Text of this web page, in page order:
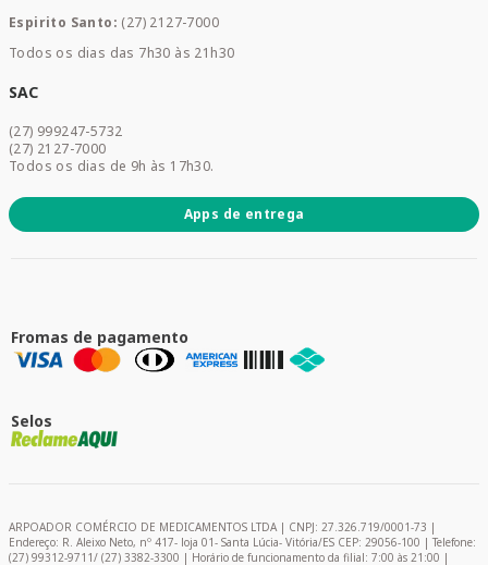
Mamães e Bebê
Dermocosméticos
Promoções
Espirito Santo: (27) 2127-7000
Todos os dias das 7h30 às 21h30
SAC
(27) 999247-5732
(27) 2127-7000
Todos os dias de 9h às 17h30.
Apps de entrega
Fromas de pagamento
Selos
ARPOADOR COMÉRCIO DE MEDICAMENTOS LTDA | CNPJ: 27.326.719/0001-73 |
Endereço: R. Aleixo Neto, nº 417- loja 01- Santa Lúcia- Vitória/ES CEP: 29056-100 | Telefone:
(27) 99312-9711/ (27) 3382-3300 | Horário de funcionamento da filial: 7:00 às 21:00 |